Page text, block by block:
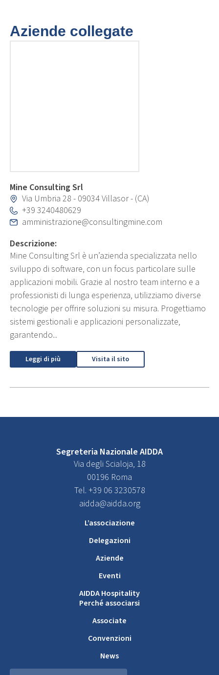
Aziende collegate
Mine Consulting Srl
Via Umbria 28 - 09034 Villasor - (CA)
+39 3240480629
amministrazione@consultingmine.com
Descrizione:
Mine Consulting Srl è un’azienda specializzata nello
sviluppo di software, con un focus particolare sulle
applicazioni mobili. Grazie al nostro team interno e a
professionisti di lunga esperienza, utilizziamo diverse
tecnologie per offrire soluzioni su misura. Progettiamo
sistemi gestionali e applicazioni personalizzate,
garantendo...
Leggi di più Visita il sito
Segreteria Nazionale AIDDA
Via degli Scialoja, 18
00196 Roma
Tel. +39 06 3230578
aidda@aidda.org
L’associazione
Delegazioni
Aziende
Eventi
AIDDA Hospitality
Perché associarsi
Associate
Convenzioni
News